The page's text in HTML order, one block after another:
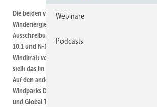
Die beiden von der "Fünften Verordnung zur
Windenergie-auf-See-Gesetzes" (5. WindSeeV) des
Ausschreibung im August freigegebenen Flächen. Die
10.1 und N-10.2 mit 151 und 31 Quadratkilometern
Windkraft vor. Das schraffierte dreieckige
stellt das im Bau befindliche 960-Megawatt-Areal He
Auf den anderen schraffierten Feldern befinden sich
Windparks Deutsche Bucht, Veja Mate, Bard Offshore
und Global Tech 1
Webinare
Podcasts